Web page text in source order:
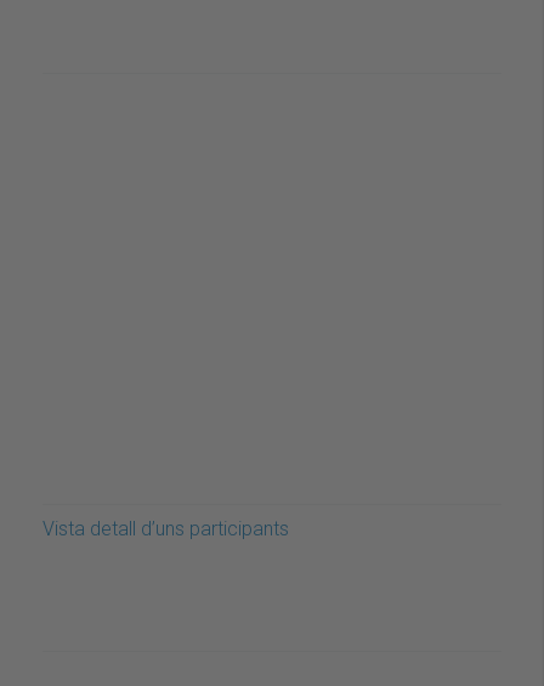
Vista detall d’uns participants